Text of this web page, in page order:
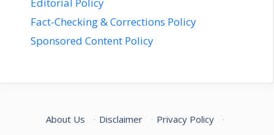
Editorial Policy
Fact-Checking & Corrections Policy
Sponsored Content Policy
About Us · Disclaimer · Privacy Policy ·